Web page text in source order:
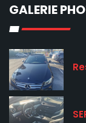
GALERIE